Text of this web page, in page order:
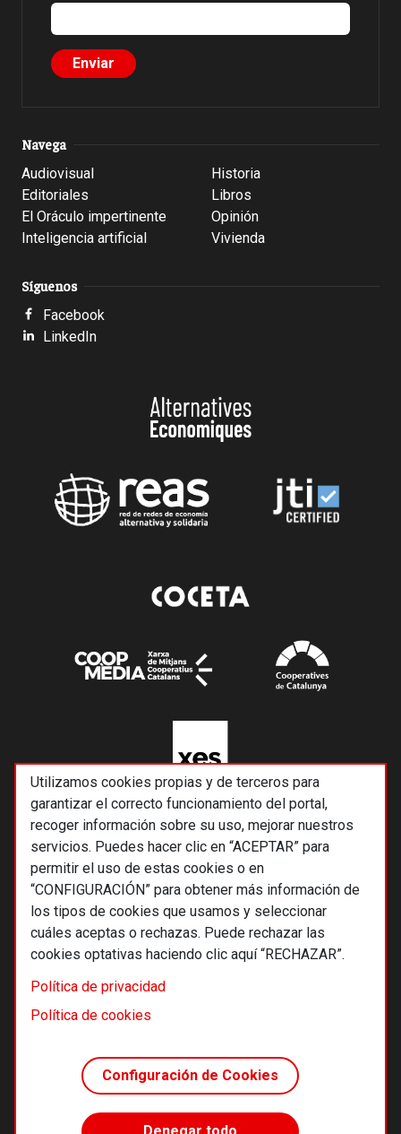
Utilizamos cookies propias y de terceros para
garantizar el correcto funcionamiento del portal,
recoger información sobre su uso, mejorar nuestros
servicios. Puedes hacer clic en “ACEPTAR” para
permitir el uso de estas cookies o en
“CONFIGURACIÓN” para obtener más información de
los tipos de cookies que usamos y seleccionar
cuáles aceptas o rechazas. Puede rechazar las
cookies optativas haciendo clic aquí “RECHAZAR”.
Política de privacidad
Política de cookies
Configuración de Cookies
Navega
Audiovisual
Editoriales
El Oráculo impertinente
Inteligencia artificial
Historia
Libros
Opinión
Vivienda
Síguenos
Facebook
LinkedIn
© 2026 Alternativas económicas SCCL
Footer
Términos y condiciones de uso
Política de cookies
Principios editoriales